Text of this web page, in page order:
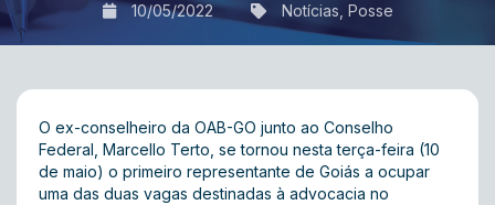
10/05/2022 Notícias Posse
O ex-conselheiro da OAB-GO junto ao Conselho
Federal, Marcello Terto, se tornou nesta terça-feira (10
de maio) o primeiro representante de Goiás a ocupar
uma das duas vagas destinadas à advocacia no